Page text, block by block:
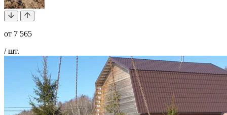
от 7 565
/ шт.